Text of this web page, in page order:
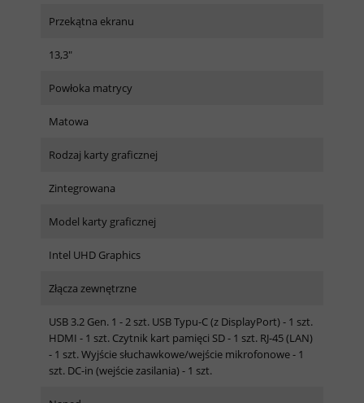
Przekątna ekranu
13,3"
Powłoka matrycy
Matowa
Rodzaj karty graficznej
Zintegrowana
Model karty graficznej
Intel UHD Graphics
Złącza zewnętrzne
USB 3.2 Gen. 1 - 2 szt. USB Typu-C (z DisplayPort) - 1 szt.
HDMI - 1 szt. Czytnik kart pamięci SD - 1 szt. RJ-45 (LAN)
- 1 szt. Wyjście słuchawkowe/wejście mikrofonowe - 1
szt. DC-in (wejście zasilania) - 1 szt.